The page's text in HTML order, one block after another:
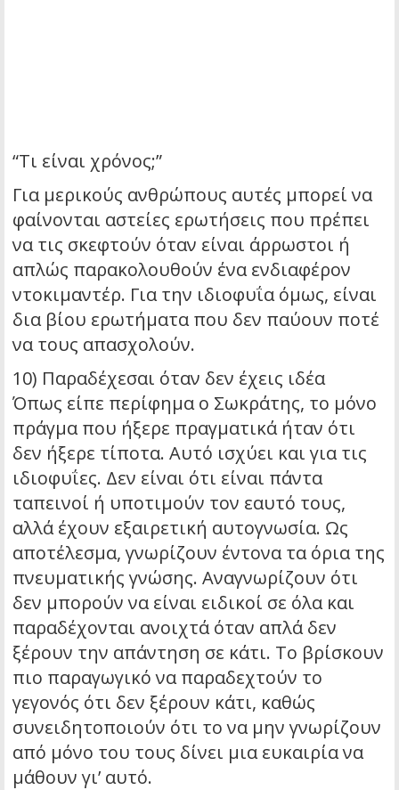
“Τι είναι χρόνος;”
Για μερικούς ανθρώπους αυτές μπορεί να
φαίνονται αστείες ερωτήσεις που πρέπει
να τις σκεφτούν όταν είναι άρρωστοι ή
απλώς παρακολουθούν ένα ενδιαφέρον
ντοκιμαντέρ. Για την ιδιοφυΐα όμως, είναι
δια βίου ερωτήματα που δεν παύουν ποτέ
να τους απασχολούν.
10) Παραδέχεσαι όταν δεν έχεις ιδέα
Όπως είπε περίφημα ο Σωκράτης, το μόνο
πράγμα που ήξερε πραγματικά ήταν ότι
δεν ήξερε τίποτα. Αυτό ισχύει και για τις
ιδιοφυΐες. Δεν είναι ότι είναι πάντα
ταπεινοί ή υποτιμούν τον εαυτό τους,
αλλά έχουν εξαιρετική αυτογνωσία. Ως
αποτέλεσμα, γνωρίζουν έντονα τα όρια της
πνευματικής γνώσης. Αναγνωρίζουν ότι
δεν μπορούν να είναι ειδικοί σε όλα και
παραδέχονται ανοιχτά όταν απλά δεν
ξέρουν την απάντηση σε κάτι. Το βρίσκουν
πιο παραγωγικό να παραδεχτούν το
γεγονός ότι δεν ξέρουν κάτι, καθώς
συνειδητοποιούν ότι το να μην γνωρίζουν
από μόνο του τους δίνει μια ευκαιρία να
μάθουν γι’ αυτό.